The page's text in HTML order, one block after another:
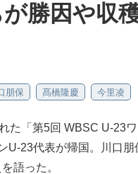
勝因や収
朋保 髙橋隆慶 今里凌
た「第5回 WBSC U-23
U-23代表が帰国。川口
語った。